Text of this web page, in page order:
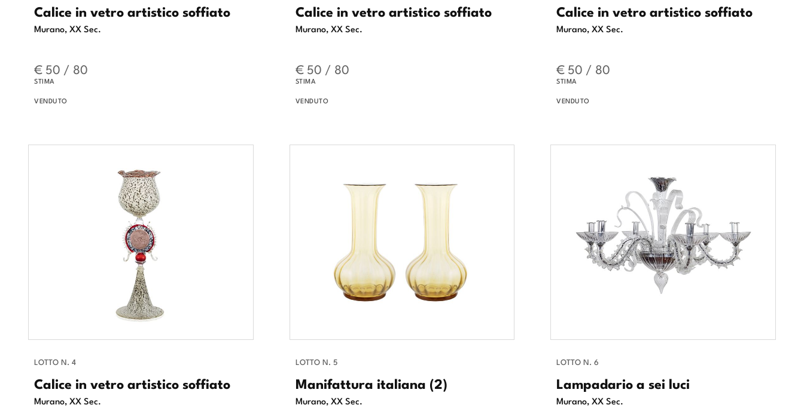
Calice in vetro artistico soffiato
Murano, XX Sec.
€ 50 / 80
STIMA
VENDUTO
Calice in vetro artistico soffiato
Murano, XX Sec.
€ 50 / 80
STIMA
VENDUTO
Calice in vetro artistico soffiato
Murano, XX Sec.
€ 50 / 80
STIMA
VENDUTO
LOTTO N. 4
Calice in vetro artistico soffiato
Murano, XX Sec.
LOTTO N. 5
Manifattura italiana (2)
Murano, XX Sec.
LOTTO N. 6
Lampadario a sei luci
Murano, XX Sec.